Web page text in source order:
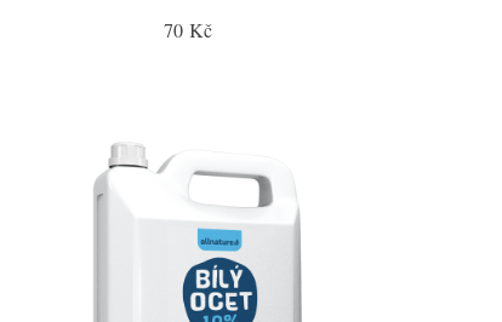
70 Kč